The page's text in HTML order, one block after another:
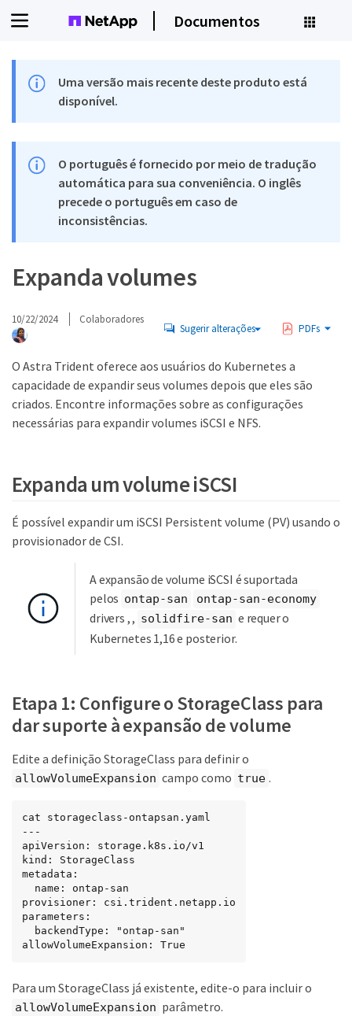
Documentos
Uma versão mais recente deste produto está
disponível.
O português é fornecido por meio de tradução
automática para sua conveniência. O inglês
precede o português em caso de
inconsistências.
Expanda volumes
10/22/2024 Colaboradores
Sugerir alterações PDFs
O Astra Trident oferece aos usuários do Kubernetes a
capacidade de expandir seus volumes depois que eles são
criados. Encontre informações sobre as configurações
necessárias para expandir volumes iSCSI e NFS.
Expanda um volume iSCSI
É possível expandir um iSCSI Persistent volume (PV) usando o
provisionador de CSI.
A expansão de volume iSCSI é suportada
pelos ontap-san ontap-san-economy
drivers , , solidfire-san e requer o
Kubernetes 1,16 e posterior.
Etapa 1: Configure o StorageClass para
dar suporte à expansão de volume
Edite a definição StorageClass para definir o
allowVolumeExpansion campo como true .
cat storageclass-ontapsan.yaml
---
apiVersion: storage.k8s.io/v1
kind: StorageClass
metadata:
provisioner: csi.trident.netapp.io
parameters:
allowVolumeExpansion: True
Para um StorageClass já existente, edite-o para incluir o
allowVolumeExpansion parâmetro.